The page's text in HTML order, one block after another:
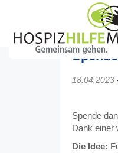
18.04.2023
Spende
Dank einer
Die Idee: